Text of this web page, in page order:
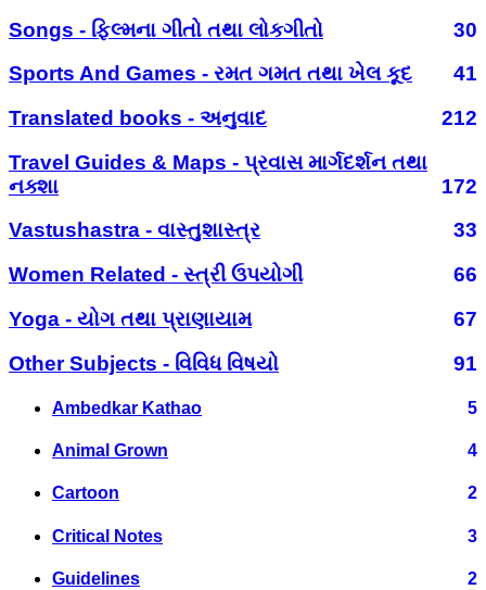
Songs - ફિલ્મના ગીતો તથા લોકગીતો
30
Sports And Games - રમત ગમત તથા ખેલ કૂદ
41
Translated books - અનુવાદ
212
Travel Guides & Maps - પ્રવાસ માર્ગદર્શન તથા
નક્શા
172
Vastushastra - વાસ્તુશાસ્ત્ર
33
Women Related - સ્ત્રી ઉપયોગી
66
Yoga - યોગ તથા પ્રાણાયામ
67
Other Subjects - વિવિધ વિષયો
91
Ambedkar Kathao 5
Animal Grown 4
Cartoon 2
Critical Notes 3
Guidelines 2